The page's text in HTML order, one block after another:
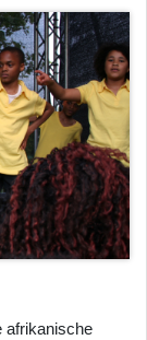
afrikanische